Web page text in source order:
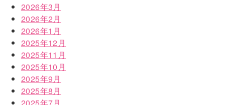
2026年3月
2026年2月
2026年1月
2025年12月
2025年11月
2025年10月
2025年9月
2025年8月
2025年7月